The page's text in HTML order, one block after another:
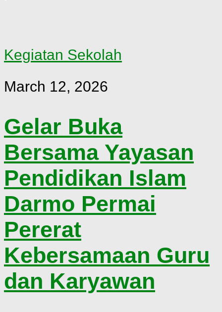
Kegiatan Sekolah
March 12, 2026
Gelar Buka
Bersama Yayasan
Pendidikan Islam
Darmo Permai
Pererat
Kebersamaan Guru
dan Karyawan